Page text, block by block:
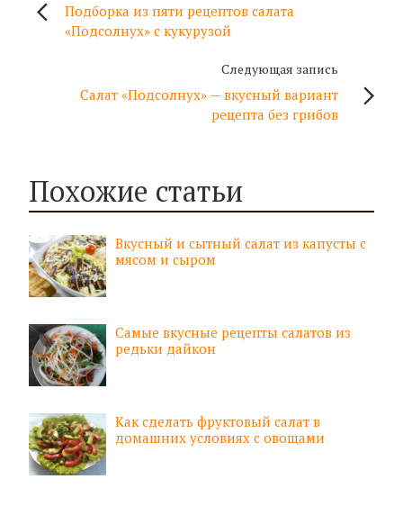
Подборка из пяти рецептов салата
«Подсолнух» с кукурузой
Следующая запись
Салат «Подсолнух» — вкусный вариант
рецепта без грибов
Похожие статьи
Вкусный и сытный салат из капусты с
мясом и сыром
Самые вкусные рецепты салатов из
редьки дайкон
Как сделать фруктовый салат в
домашних условиях с овощами